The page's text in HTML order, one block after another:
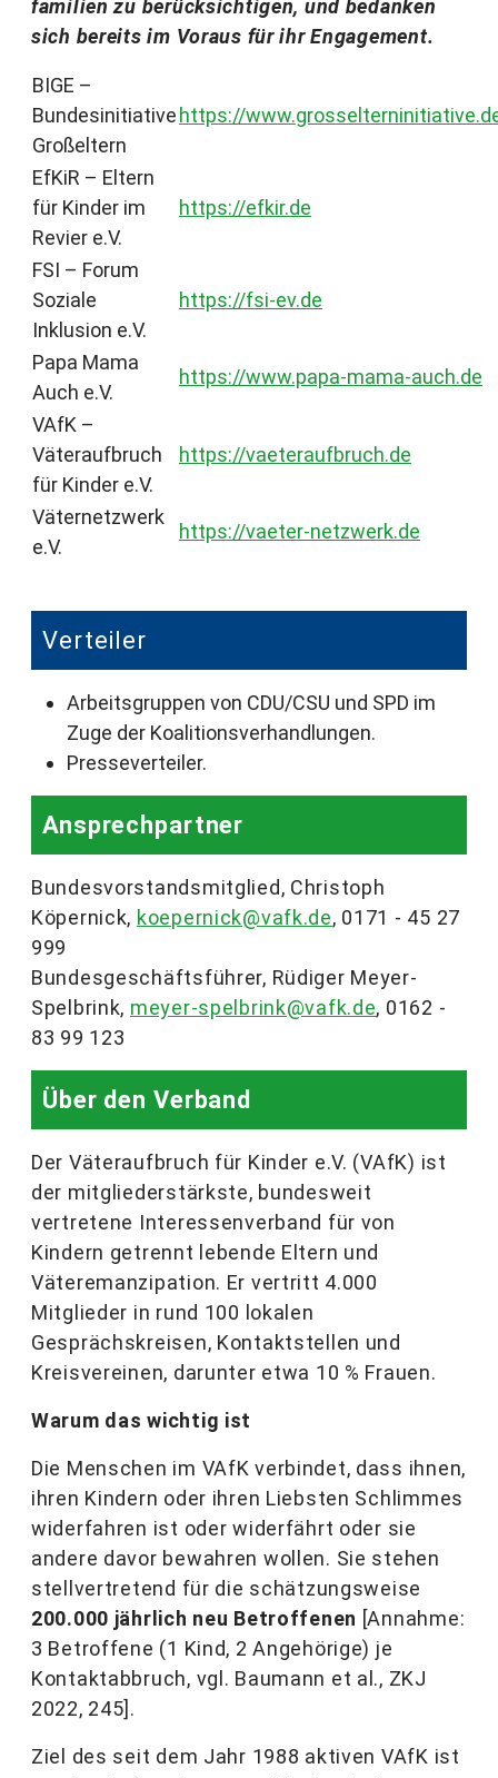
familien zu berücksichtigen, und bedanken
sich bereits im Voraus für ihr Engagement.
BIGE –
Bundesinitiative
Großeltern
https://
EfKiR – Eltern
für Kinder im
Revier e.V.
https://efkir.de
FSI – Forum
Soziale
Inklusion e.V.
https://fsi-ev.de
Papa Mama
Auch e.V.
https://www.papa-mama-auch.de
VAfK –
Väteraufbruch
für Kinder e.V.
https://vaeteraufbruch.de
Väternetzwerk
e.V.
https://vaeter-netzwerk.de
Verteiler
Arbeitsgruppen von CDU/CSU und SPD im
Zuge der Koalitionsverhandlungen.
Presseverteiler.
Ansprechpartner
Bundesvorstandsmitglied, Christoph
Köpernick, koepernick@vafk.de, 0171 - 45 27
999
Bundesgeschäftsführer, Rüdiger Meyer-
Spelbrink, meyer-spelbrink@vafk.de, 0162 -
83 99 123
Über den Verband
Der Väteraufbruch für Kinder e.V. (VAfK) ist
der mitgliederstärkste, bundesweit
vertretene Interessenverband für von
Kindern getrennt lebende Eltern und
Väteremanzipation. Er vertritt 4.000
Mitglieder in rund 100 lokalen
Gesprächskreisen, Kontaktstellen und
Kreisvereinen, darunter etwa 10 % Frauen.
Warum das wichtig ist
Die Menschen im VAfK verbindet, dass ihnen,
ihren Kindern oder ihren Liebsten Schlimmes
widerfahren ist oder widerfährt oder sie
andere davor bewahren wollen. Sie stehen
stellvertretend für die schätzungsweise
200.000 jährlich neu Betroffenen [Annahme:
3 Betroffene (1 Kind, 2 Angehörige) je
Kontaktabbruch, vgl. Baumann et al., ZKJ
2022, 245].
Ziel des seit dem Jahr 1988 aktiven VAfK ist